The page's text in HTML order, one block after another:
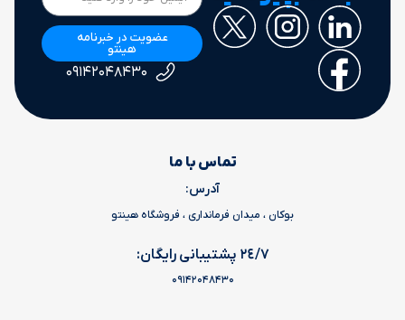
عضویت در خبرنامه
هینتو
۰۹۱۴۲۰۴۸۴۳۰
تماس با ما
آدرس:
بوکان ، میدان فرمانداری ، فروشگاه هینتو
٢٤/٧ پشتیبانی رایگان:
09142048430